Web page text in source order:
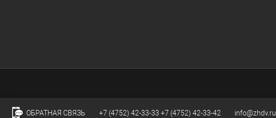
ОБРАТНАЯ СВЯЗЬ +7 (4752) 42-33-33 +7 (4752) 42-33-42 info@zhdv.ru